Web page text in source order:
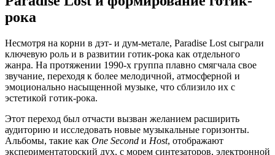
рока
Несмотря на корни в дэт- и дум-метале, Paradise Lost сыграли
ключевую роль и в развитии готик-рока как отдельного
жанра. На протяжении 1990-х группа плавно смягчала свое
звучание, переходя к более мелодичной, атмосферной и
эмоционально насыщенной музыке, что сблизило их с
эстетикой готик-рока.
Этот переход был отчасти вызван желанием расширить
аудиторию и исследовать новые музыкальные горизонты.
Альбомы, такие как One Second и Host, отображают
экспериментаторский дух, с морем синтезаторов, электронной